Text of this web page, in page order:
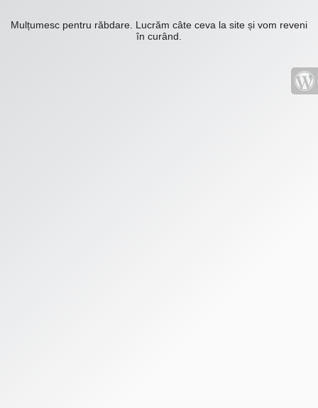
Mulțumesc pentru răbdare. Lucrăm câte ceva la site și vom reveni
în curând.